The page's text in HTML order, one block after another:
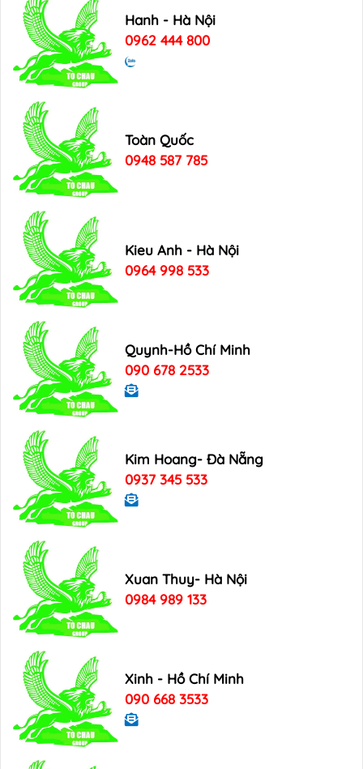
Hanh - Hà Nội
0962 444 800
Toàn Quốc
0948 587 785
Kieu Anh - Hà Nội
0964 998 533
Quynh-Hồ Chí Minh
090 678 2533
Kim Hoang- Đà Nẵng
0937 345 533
Xuan Thuy- Hà Nội
0984 989 133
Xinh - Hồ Chí Minh
090 668 3533